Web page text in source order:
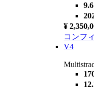
¥
コンフ
V4